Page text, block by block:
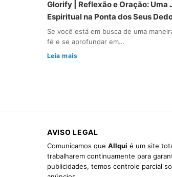
Glorify | Reflexão e Oração: Uma
Espiritual na Ponta dos Seus
Se você está em busca de uma
fé e se aprofundar em…
Leia mais
AVISO LEGAL
Comunicamos que Allqui é um site
trabalharem continuamente para
publicidades, temos controle parcial